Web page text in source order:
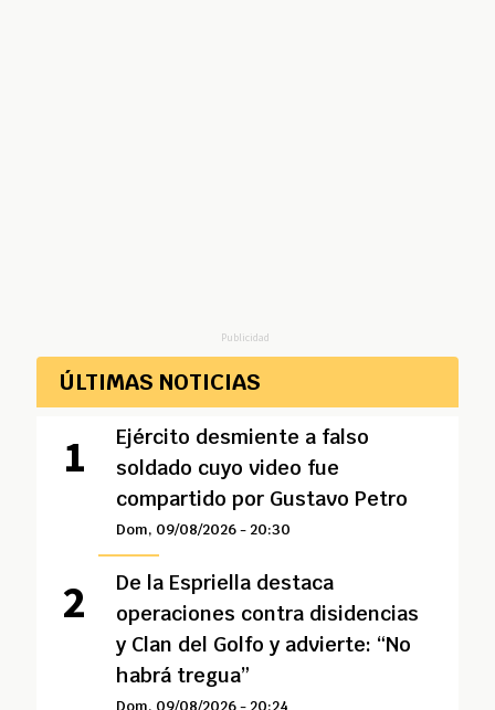
Publicidad
ÚLTIMAS NOTICIAS
Ejército desmiente a falso
soldado cuyo video fue
compartido por Gustavo Petro
Dom, 09/08/2026 - 20:30
De la Espriella destaca
operaciones contra disidencias
y Clan del Golfo y advierte: “No
habrá tregua”
Dom, 09/08/2026 - 20:24